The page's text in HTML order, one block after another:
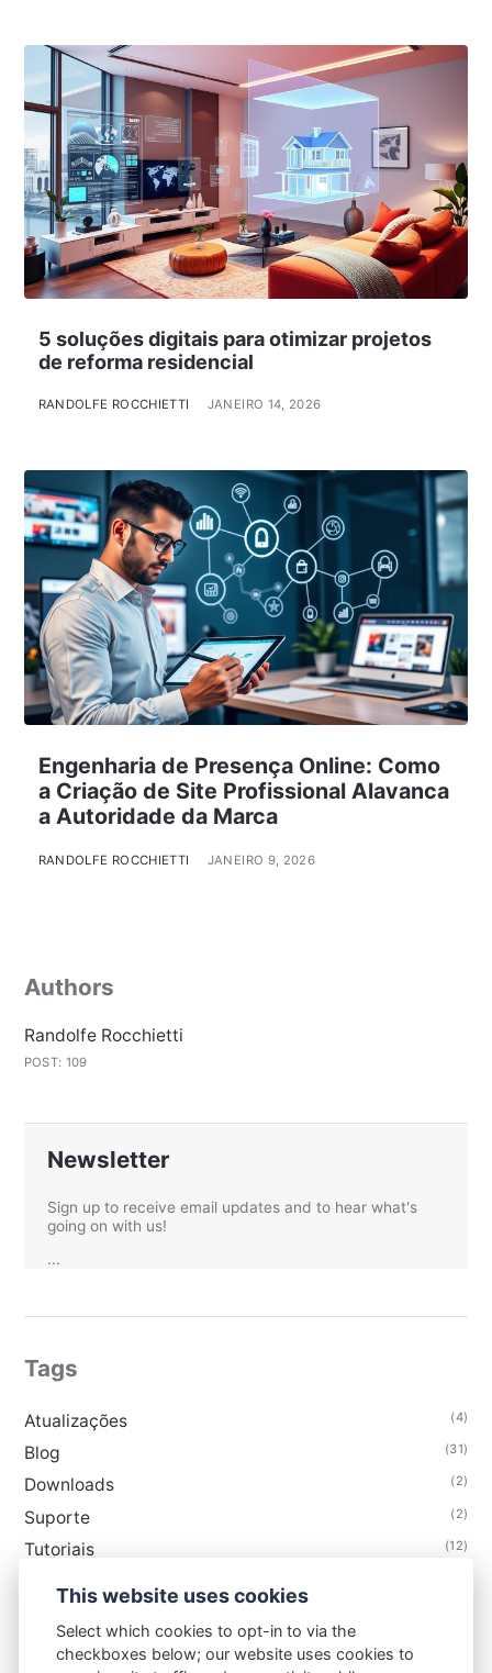
5 soluções digitais para otimizar projetos
de reforma residencial
RANDOLFE ROCCHIETTI JANEIRO 14, 2026
Engenharia de Presença Online: Como
a Criação de Site Profissional Alavanca
a Autoridade da Marca
RANDOLFE ROCCHIETTI JANEIRO 9, 2026
Authors
Randolfe Rocchietti
POST: 109
Newsletter
Sign up to receive email updates and to hear what's
going on with us!
...
Tags
Atualizações (4)
Blog (31)
Downloads (2)
Suporte (2)
Tutoriais (12)
This website uses cookies
Select which cookies to opt-in to via the
checkboxes below; our website uses cookies to